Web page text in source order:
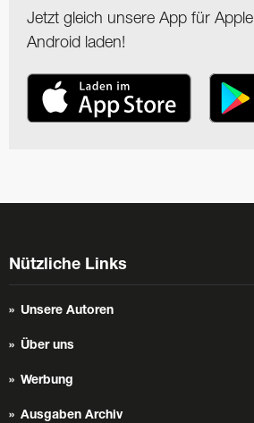
Jetzt gleich unsere App für
Android laden!
Nützliche Links
Unsere Autoren
Über uns
Werbung
Ausgaben Archiv